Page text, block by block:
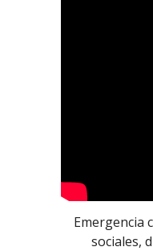
Emergencia
sociales,